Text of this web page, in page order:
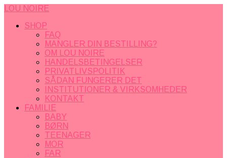
LOU NOIRE
SHOP
FAQ
MANGLER DIN BESTILLING?
OM LOU NOIRE
HANDELSBETINGELSER
PRIVATLIVSPOLITIK
SÅDAN FUNGERER DET
INSTITUTIONER & VIRKSOMHEDER
KONTAKT
FAMILIE
BABY
BØRN
TEENAGER
MOR
FAR